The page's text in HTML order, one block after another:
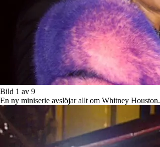
Bild 1 av 9
En ny miniserie avslöjar allt om Whitney Houston.